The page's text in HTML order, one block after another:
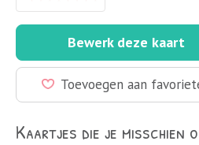
Bewerk deze kaart
Toevoegen aan
Kaartjes die je misschien